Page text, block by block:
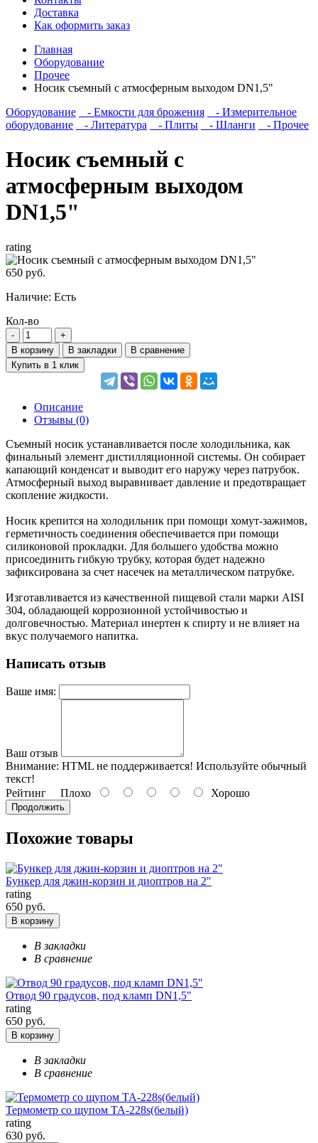
Доставка
Как оформить заказ
Главная
Оборудование
Прочее
Носик съемный с атмосферным выходом DN1,5"
Оборудование
- Емкости для брожения
- Измерительное
оборудование
- Литература - Плиты - Шланги - Прочее
Носик съемный с
атмосферным выходом
DN1,5"
rating
650 руб.
Наличие: Есть
Кол-во
В корзину В закладки
В сравнение
Купить в 1 клик
Описание
Отзывы (0)
Съемный носик устанавливается после холодильника, как
финальный элемент дистилляционной системы. Он собирает
капающий конденсат и выводит его наружу через патрубок.
Атмосферный выход выравнивает давление и предотвращает
скопление жидкости.
Носик крепится на холодильник при помощи хомут-зажимов,
герметичность соединения обеспечивается при помощи
силиконовой прокладки. Для большего удобства можно
присоединить гибкую трубку, которая будет надежно
зафиксирована за счет насечек на металлическом патрубке.
Изготавливается из качественной пищевой стали марки AISI
304, обладающей коррозионной устойчивостью и
долговечностью. Материал инертен к спирту и не влияет на
вкус получаемого напитка.
Написать отзыв
Ваше имя:
Ваш отзыв
Внимание: HTML не поддерживается! Используйте обычный
текст!
Рейтинг Плохо Хорошо
Продолжить
Похожие товары
Бункер для джин-корзин и диоптров на 2"
rating
650 руб.
В корзину
В закладки
В сравнение
Отвод 90 градусов, под кламп DN1,5"
rating
650 руб.
В корзину
В закладки
В сравнение
Термометр со щупом ТА-228s(белый)
rating
630 руб.